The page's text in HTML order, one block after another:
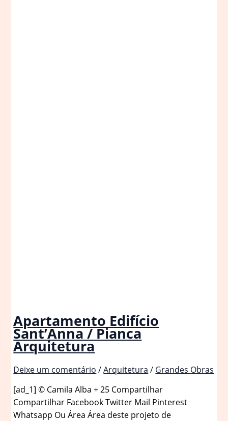
Apartamento Edifício
Sant’Anna / Pianca
Arquitetura
Deixe um comentário /Arquitetura / Grandes Obras
[ad_1] © Camila Alba + 25 Compartilhar
Compartilhar Facebook Twitter Mail Pinterest
Whatsapp Ou Área Área deste projeto de